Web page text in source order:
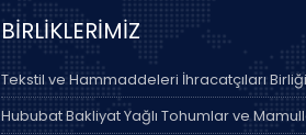
BİRLİKLERİMİZ
Tekstil ve Hammaddeleri İhracatçıları Birliği
Hububat Bakliyat Yağlı Tohumlar ve